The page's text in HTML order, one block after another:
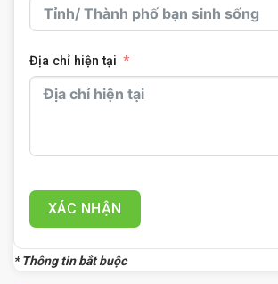
Địa chỉ hiện tại
XÁC NHẬN
* Thông tin bắt buộc